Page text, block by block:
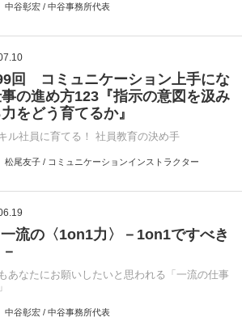
中谷彰宏 / 中谷事務所代表
回 コミュニケーション上手にな
の進め方123『指示の意図を汲み
をどう育てるか』
ル社員に育てる！ 社員教育の決め手
松尾友子 / コミュニケーションインストラクター
流の〈1on1力〉－1on1ですべき
あなたにお願いしたいと思われる「一流の仕事
中谷彰宏 / 中谷事務所代表